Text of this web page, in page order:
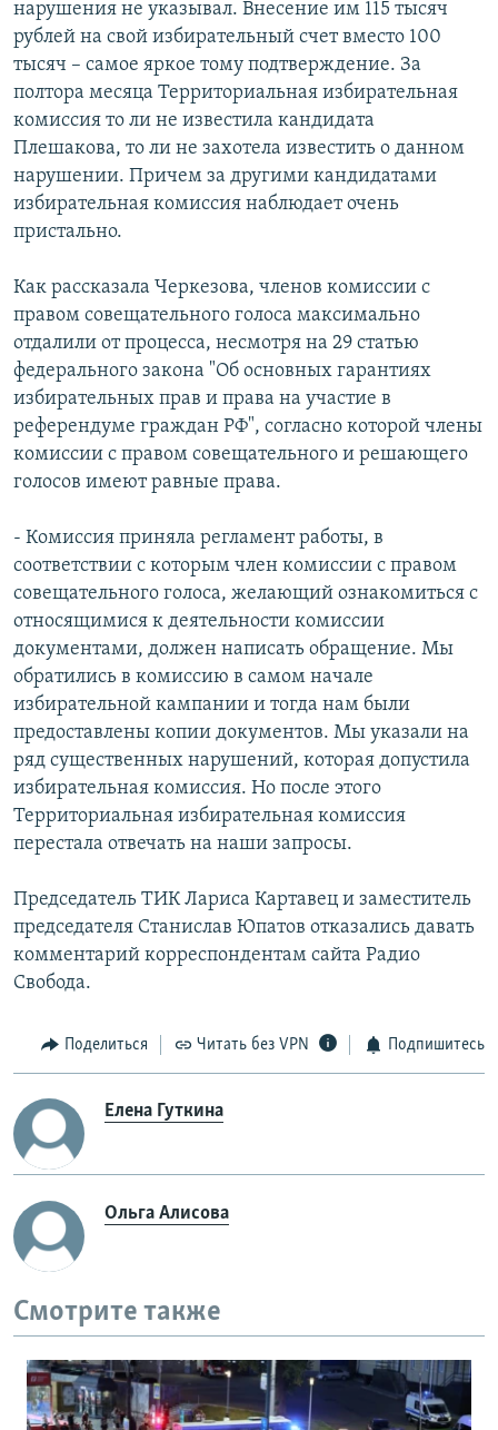
нарушения не указывал. Внесение им 115 тысяч
рублей на свой избирательный счет вместо 100
тысяч – самое яркое тому подтверждение. За
полтора месяца Территориальная избирательная
комиссия то ли не известила кандидата
Плешакова, то ли не захотела известить о данном
нарушении. Причем за другими кандидатами
избирательная комиссия наблюдает очень
пристально.
Как рассказала Черкезова, членов комиссии с
правом совещательного голоса максимально
отдалили от процесса, несмотря на 29 статью
федерального закона "Об основных гарантиях
избирательных прав и права на участие в
референдуме граждан РФ", согласно которой члены
комиссии с правом совещательного и решающего
голосов имеют равные права.
- Комиссия приняла регламент работы, в
соответствии с которым член комиссии с правом
совещательного голоса, желающий ознакомиться с
относящимися к деятельности комиссии
документами, должен написать обращение. Мы
обратились в комиссию в самом начале
избирательной кампании и тогда нам были
предоставлены копии документов. Мы указали на
ряд существенных нарушений, которая допустила
избирательная комиссия. Но после этого
Территориальная избирательная комиссия
перестала отвечать на наши запросы.
Председатель ТИК Лариса Картавец и заместитель
председателя Станислав Юпатов отказались давать
комментарий корреспондентам сайта Радио
Свобода.
Поделиться Читать без VPN Подпишитесь
Елена Гуткина
Ольга Алисова
Смотрите также